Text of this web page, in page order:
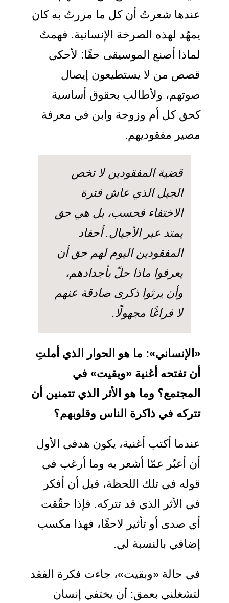
عندها شعرتُ أن كل ما مررتُ به كان
يمهّد لهذه الصرخة الإنسانية. فهمتُ
لماذا أصنع الموسيقى حقًا: لأحكي
قصص من لا يستطيعون إيصال
صوتهم، ولأطالب بحقوق أساسية
كحق كل أم وزوجة وابن في معرفة
مصير مفقوديهم.
قضية المفقودين لا تخص
الجيل الذي عاش فترة
الاختفاء فحسب، بل هي حق
يمتد عبر الأجيال. أحفاد
المفقودين اليوم لهم حق أن
يعرفوا ماذا حلّ بأجدادهم،
وأن يرثوا ذكرى صادقة عنهم
لا فراغًا مجهولًا.
«الإنساني»: ما هو الحوار الذي أملتِ
أن تفتحه أغنية «وبقيت» في
المجتمع؟ وما هو الأثر الذي تتمنين أن
تتركه في ذاكرة الناس وقلوبهم؟
عندما أكتب أغنية، يكون هدفي الأول
أن أعبّر عمّا أشعر به وما أرغب في
قوله في تلك اللحظة، قبل أن أفكر
في الأثر الذي قد تتركه. فإذا حقّقت
أي صدى أو تأثير لاحقًا، فهذا مكسب
إضافي بالنسبة لي.
في حالة «وبقيت»، جاءت فكرة الفقد
لتشغلني بعمق: أن يختفي إنسان